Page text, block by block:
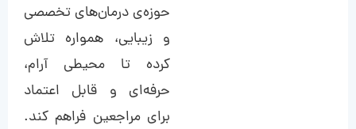
حوزه‌ی درمان‌های تخصصی
و زیبایی، همواره تلاش
کرده تا محیطی آرام،
حرفه‌ای و قابل اعتماد
برای مراجعین فراهم کند.